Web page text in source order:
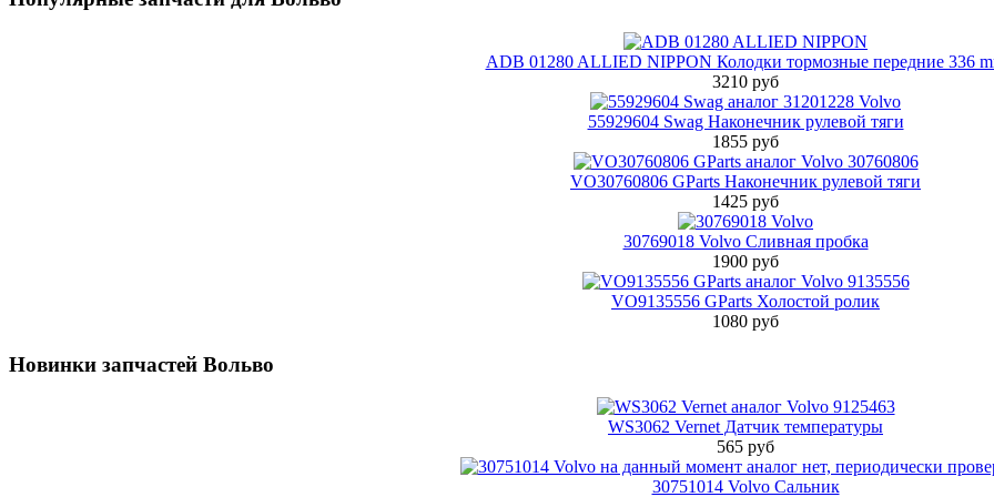
ADB 01280 ALLIED NIPPON Колодки тормозные передние 336
3210 руб
55929604 Swag Наконечник рулевой тяги
1855 руб
VO30760806 GParts Наконечник рулевой тяги
1425 руб
30769018 Volvo Сливная пробка
1900 руб
VO9135556 GParts Холостой ролик
1080 руб
Новинки запчастей Вольво
WS3062 Vernet Датчик температуры
565 руб
30751014 Volvo Сальник